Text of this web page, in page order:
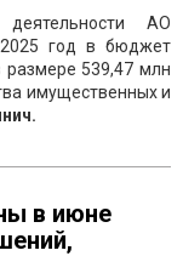
деятельности АО
2025 год в бюджет
539,47 млн
имущественных и
в июне